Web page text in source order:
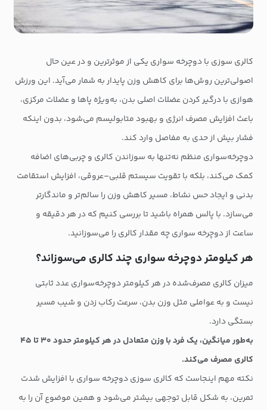
کالری سوزی با دوچرخه‌ سواری یکی از موثرترین و در عین حال
اصولی‌ترین روش‌ها برای کاهش وزن پایدار به شمار می‌آید. این ورزش
هوازی با درگیر کردن عضلات اصلی بدن، به‌ویژه پاها و عضلات مرکزی،
باعث افزایش مصرف انرژی و بهبود متابولیسم می‌شود، بدون اینکه
فشار بیش از حدی به مفاصل وارد کند.
دوچرخه‌سواری منظم نه‌تنها به سوزاندن کالری و چربی‌های اضافه
کمک می‌کند، بلکه با تقویت سیستم قلبی‌–عروقی، افزایش استقامت
بدنی و ایجاد حس نشاط، مسیر کاهش وزن را سالم‌تر و ماندگارتر
می‌سازد. با پالس همراه باشید تا بررسی کنیم که در هر دقیقه و
ساعت از دوچرخه سواری چه مقدار کالری را می‌سوزانید.
هر کیلومتر دوچرخه سواری چند کالری می‌سوزاند؟
میزان کالری مصرف‌شده در هر کیلومتر دوچرخه‌سواری عدد ثابتی
نیست و به عواملی مثل وزن بدن، سرعت رکاب زدن و شیب مسیر
بستگی دارد.
به‌طور میانگین، یک فرد با وزن متعادل در هر کیلومتر حدود ۳۰ تا ۴۵
کالری مصرف می‌کند.
نکته مهم اینجاست که کالری سوزی دوچرخه سواری با افزایش شدت
تمرین، به شکل قابل توجهی بیشتر می‌شود و همین موضوع آن را به